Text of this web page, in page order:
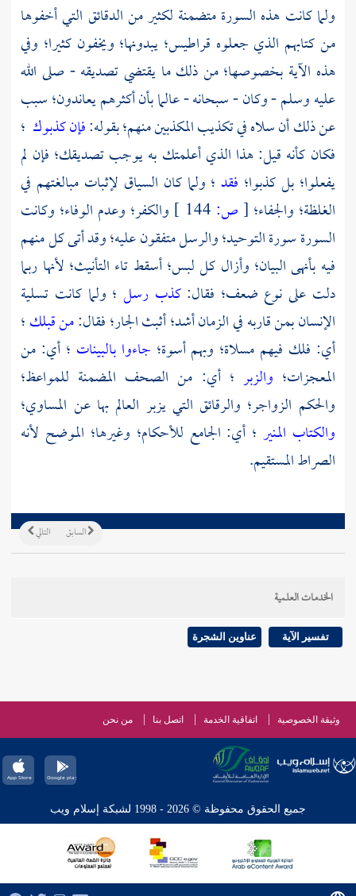
ولما كانت هذه السورة متضمنة لكثير من الدقائق التي أخفوها
من كتابهم الذي جعلوه قراطيس؛ يبدونها؛ ويخفون كثيرا؛ وفي
هذه الآية بخصوصها؛ من ذلك ما يقتضي تصديقه - صلى الله
عليه وسلم - وكان - سبحانه - عالما بأن أكثرهم يعاندون؛ سبب
عن ذلك أن سلاه في تكذيب المكذبين منهم؛ بقوله:فإن كذبوك ؛
فكان كأنه قيل: هذا الذي أعلمتك به يوجب تصديقك؛ فإن لم
يفعلوا؛ بل كذبوا؛ فقد ؛ ولما كان السياق لإثبات مبالغتهم في
الغلظة؛ والجفاء؛ [ص:
والكفر؛ وعدم الوفاء؛ وكانت
السورة سورة التوحيد؛ والرسل متفقون عليه؛ وقد أتى كل منهم
فيه بأنهى البيان؛ وأزال كل لبس؛ أسقط تاء التأنيث؛ لأنها ربما
دلت على نوع ضعف؛ فقال:كذب رسل ؛ ولما كانت تسلية
الإنسان بمن قاربه في الزمان أشد؛ أثبث الجار؛ فقال:من قبلك؛
أي: فلك فيهم مسلاة؛ وبهم أسوة؛ جاءوا بالبينات ؛ أي: من
المعجزات؛ والزبر ؛ أي: من الصحف المضمنة للمواعظ؛
والحكم الزواجر؛ والرقائق التي يزبر العالم بها عن المساوي؛
والكتاب المنير ؛ أي: الجامع للأحكام؛ وغيرها؛ الموضح لأنه
الصراط المستقيم.
التالي السابق
الخدمات العلمية
تفسير الآية عناوين الشجرة
وثيقة الخصوصية اتفاقية الخدمة اتصل بنا من نحن
جميع الحقوق محفوظة © 2026 - 1998 لشبكة إسلام ويب